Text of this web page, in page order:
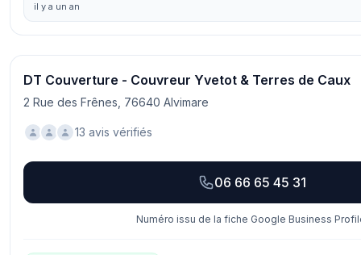
il y a un an
DT Couverture - Couvreur Yvetot & Terres de Caux
2 Rue des Frênes, 76640 Alvimare
13 avis vérifiés
06 66 65 45 31
Numéro issu de la fiche Google Business